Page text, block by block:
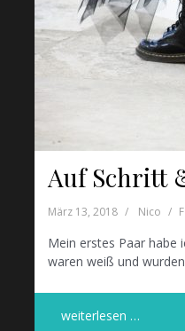
Auf Schritt
März 13, 2018 Nico
Mein erstes Paar habe
waren weiß und
weiterlesen …